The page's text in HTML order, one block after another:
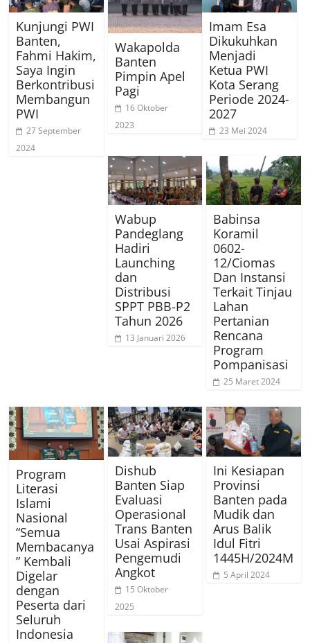
Kunjungi PWI
Banten,
Fahmi Hakim,
Saya Ingin
Berkontribusi
Membangun
PWI
27 September
2024
Wakapolda
Banten
Pimpin Apel
Pagi
16 Oktober
2023
Imam Esa
Dikukuhkan
Menjadi
Ketua PWI
Kota Serang
Periode 2024-
2027
23 Mei 2024
Wabup
Pandeglang
Hadiri
Launching
dan
Distribusi
SPPT PBB-P2
Tahun 2026
13 Januari 2026
Babinsa
Koramil
0602-
12/Ciomas
Dan Instansi
Terkait Tinjau
Lahan
Pertanian
Rencana
Program
Pompanisasi
25 Maret 2024
Program
Literasi
Islami
Nasional
“Semua
Membacanya
” Kembali
Digelar
dengan
Peserta dari
Seluruh
Indonesia
Dishub
Banten Siap
Evaluasi
Operasional
Trans Banten
Usai Aspirasi
Pengemudi
Angkot
15 Oktober
2025
Ini Kesiapan
Provinsi
Banten pada
Mudik dan
Arus Balik
Idul Fitri
1445H/2024M
5 April 2024